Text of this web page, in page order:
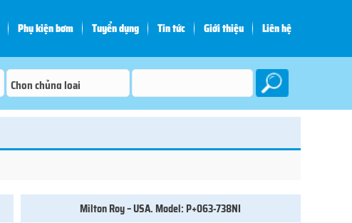
Phụ kiện bơm Tuyển dụng Tin tức Giới thiệu Liên hệ
Milton Roy – USA. Model: P+063-738NI